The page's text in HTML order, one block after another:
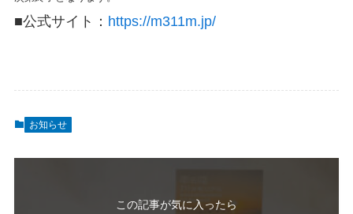
■公式サイト： https://m311m.jp/
お知らせ
この記事が気に入ったら